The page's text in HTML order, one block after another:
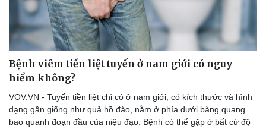
Du lịch
Tư vấn
Săn Tour
check-in
Podcast
Câu chuyện thời sự
Đọc truyện đêm khuya
Cửa sổ tình yêu
Hạt giống tâm hồn
Bệnh viêm tiền liệt tuyến ở nam giới có nguy
hiểm không?
VOV.VN - Tuyến tiền liệt chỉ có ở nam giới, có kích thước và hình
dạng gần giống như quả hồ đào, nằm ở phía dưới bàng quang
bao quanh đoạn đầu của niệu đạo. Bệnh có thể gặp ở bất cứ độ